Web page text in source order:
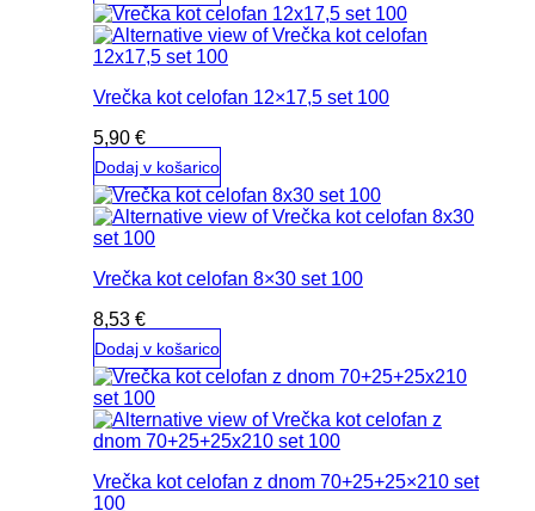
Vrečka kot celofan 12×17,5 set 100
5,90 €
Dodaj v košarico
Vrečka kot celofan 8×30 set 100
8,53 €
Dodaj v košarico
Vrečka kot celofan z dnom 70+25+25×210 set
100